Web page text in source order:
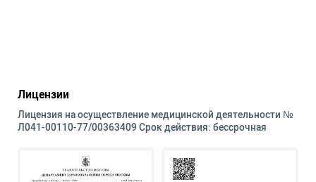
Лицензии
Лицензия на осуществление медицинской деятельности №
Л041-00110-77/00363409 Срок действия: бессрочная